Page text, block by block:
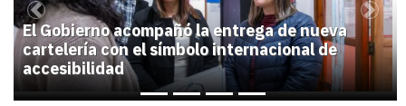
El Gobierno acompañó la entrega de nueva
cartelería con el símbolo internacional de
accesibilidad
Previous Next